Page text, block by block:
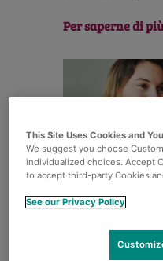
Per saperne di più
immunoterapia
This Site Uses Cookies and
We suggest you choose
individualized choices. Accept
to accept third-party Cookies
See our Privacy Policy